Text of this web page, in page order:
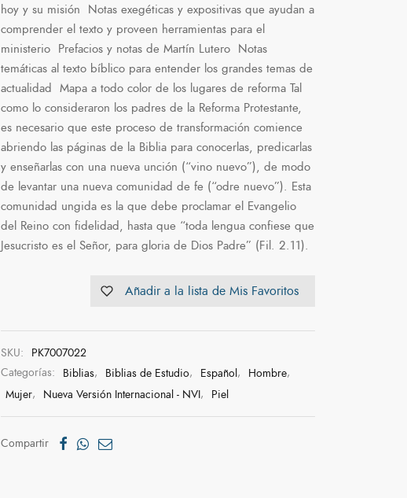
hoy y su misión Notas exegéticas y expositivas que ayudan a
comprender el texto y proveen herramientas para el
ministerio Prefacios y notas de Martín Lutero Notas
temáticas al texto bíblico para entender los grandes temas de
actualidad Mapa a todo color de los lugares de reforma Tal
como lo consideraron los padres de la Reforma Protestante,
es necesario que este proceso de transformación comience
abriendo las páginas de la Biblia para conocerlas, predicarlas
y enseñarlas con una nueva unción (“vino nuevo”), de modo
de levantar una nueva comunidad de fe (“odre nuevo”). Esta
comunidad ungida es la que debe proclamar el Evangelio
del Reino con fidelidad, hasta que “toda lengua confiese que
Jesucristo es el Señor, para gloria de Dios Padre” (Fil. 2.11).
Añadir a la lista de Mis Favoritos
SKU: PK7007022
Categorías: Biblias, Biblias de Estudio, Español, Hombre,
Mujer, Nueva Versión Internacional - NVI, Piel
Compartir